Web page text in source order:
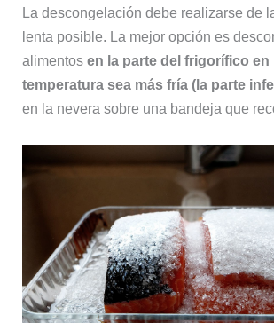
La descongelación debe realizarse de
lenta posible. La mejor opción es
alimentosen la parte del frigorífico en
temperatura sea más fría (la parte
en la nevera sobre una bandeja que